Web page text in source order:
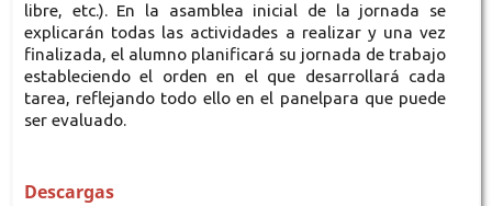
libre, etc.). En la asamblea inicial de la jornada se
explicarán todas las actividades a realizar y una vez
finalizada, el alumno planificará su jornada de trabajo
estableciendo el orden en el que desarrollará cada
tarea, reflejando todo ello en el panelpara que puede
ser evaluado.
Descargas